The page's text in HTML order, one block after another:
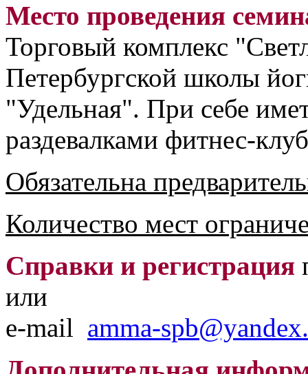
Место проведения
Торговый комплекс
Петербургской школы
"Удельная". При себе
раздевалками фитнес-
Обязательна
Количество мест
Справки и регистрация
или
e-mail amma-